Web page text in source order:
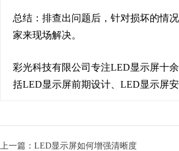
总结：排查出问题后，针对损坏的情
家来现场解决。
彩光科技有限公司专注LED显示屏十
括LED显示屏前期设计、LED显示屏
上一篇： LED显示屏如何增强清晰度